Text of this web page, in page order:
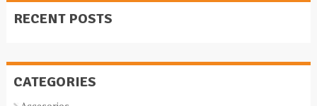
RECENT POSTS
CATEGORIES